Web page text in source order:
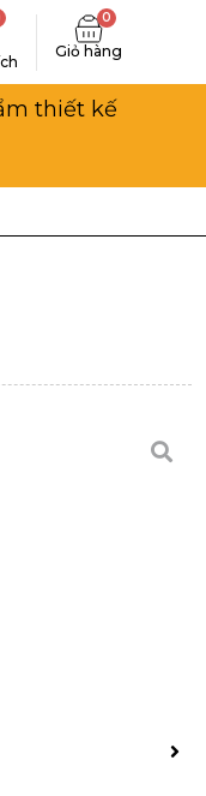
0
thiết kế